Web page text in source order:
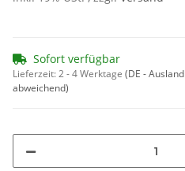
Sofort verfügbar
Lieferzeit:2 - 4 Werktage (DE - Ausland
abweichend)